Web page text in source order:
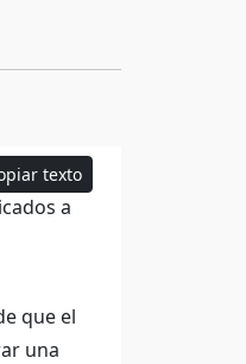
texto
a
que el
una